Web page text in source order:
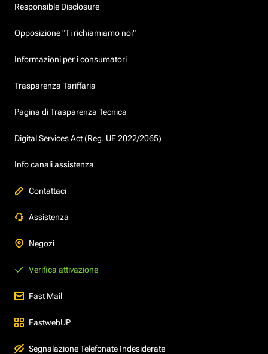
Responsible Disclosure
Opposizione "Ti richiamiamo noi"
Informazioni per i consumatori
Trasparenza Tariffaria
Pagina di Trasparenza Tecnica
Digital Services Act (Reg. UE 2022/2065)
Info canali assistenza
Contattaci
Assistenza
Negozi
Verifica attivazione
Fast Mail
FastwebUP
Segnalazione Telefonate Indesiderate